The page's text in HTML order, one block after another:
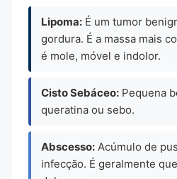
Lipoma: É um tumor
gordura. É a massa mais
é mole, móvel e indolor.
Cisto Sebáceo: Pequena
queratina ou sebo.
Abscesso: Acúmulo de
infecção. É geralmente